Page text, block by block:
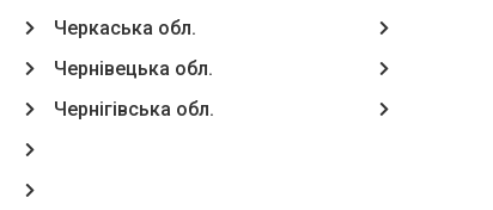
Черкаська обл.
Чернівецька обл.
Чернігівська обл.